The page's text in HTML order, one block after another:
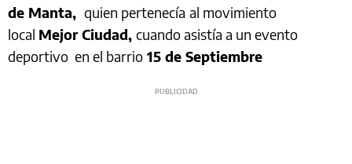
de Manta, quien pertenecía al movimiento
local Mejor Ciudad, cuando asistía a un evento
deportivo en el barrio 15 de Septiembre